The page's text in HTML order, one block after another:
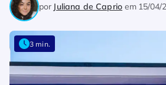
por Juliana de Caprio em 15/04/
3 min.